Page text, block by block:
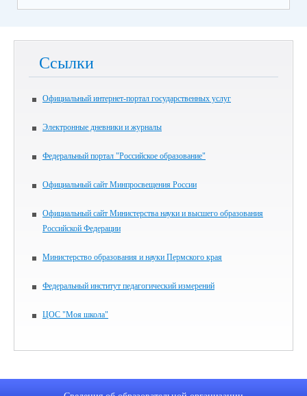
Ссылки
Официальный интернет-портал государственных услуг
Электронные дневники и журналы
Федеральный портал "Российское образование"
Официальный сайт Минпросвещения России
Официальный сайт Министерства науки и высшего образования
Российской Федерации
Министерство образования и науки Пермского края
Федеральный институт педагогический измерений
ЦОС "Моя школа"